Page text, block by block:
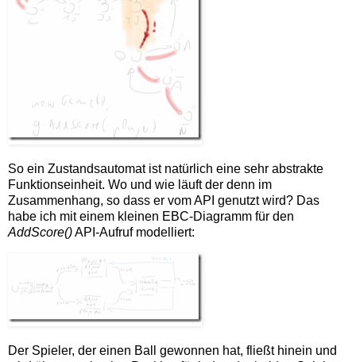
So ein Zustandsautomat ist natürlich eine sehr abstrakte
Funktionseinheit. Wo und wie läuft der denn im
Zusammenhang, so dass er vom API genutzt wird? Das
habe ich mit einem kleinen EBC-Diagramm für den
AddScore()API-Aufruf modelliert:
Der Spieler, der einen Ball gewonnen hat, fließt hinein und